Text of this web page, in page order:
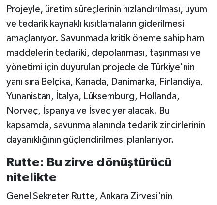
Projeyle, üretim süreçlerinin hızlandırılması, uyum
ve tedarik kaynaklı kısıtlamaların giderilmesi
amaçlanıyor. Savunmada kritik öneme sahip ham
maddelerin tedariki, depolanması, taşınması ve
yönetimi için duyurulan projede de Türkiye'nin
yanı sıra Belçika, Kanada, Danimarka, Finlandiya,
Yunanistan, İtalya, Lüksemburg, Hollanda,
Norveç, İspanya ve İsveç yer alacak. Bu
kapsamda, savunma alanında tedarik zincirlerinin
dayanıklığının güçlendirilmesi planlanıyor.
Rutte: Bu zirve dönüştürücü
nitelikte
Genel Sekreter Rutte, Ankara Zirvesi'nin